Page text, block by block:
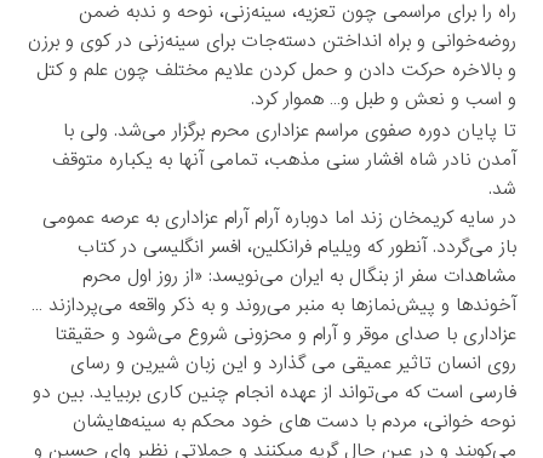
راه را برای مراسمی چون تعزیه، سینه‌زنی، نوحه و ندبه ضمن
روضه‌خوانی و براه انداختن دسته‌جات برای سینه‌زنی در کوی و برزن
و بالاخره حرکت دادن و حمل کردن علایم مختلف چون علم و کتل
و اسب و نعش و طبل و… هموار کرد.
تا پایان دوره صفوی مراسم عزاداری محرم برگزار می‌شد. ولی با
آمدن نادر شاه افشار سنی مذهب، تمامی آنها به یکباره متوقف
شد.
در سایه کریمخان زند اما دوباره آرام آرام عزاداری به عرصه عمومی
باز می‌گردد. آنطور که ویلیام فرانکلین، افسر انگلیسی در کتاب
مشاهدات سفر از بنگال به ایران می‌نویسد: «از روز اول محرم
آخوندها و پیش‌نمازها به منبر می‌روند و به ذکر واقعه می‌پردازند …
عزاداری با صدای موقر و آرام و محزونی شروع می‌شود و حقیقتا
روی انسان تاثیر عمیقی می گذارد و این زبان شیرین و رسای
فارسی است که می‌تواند از عهده انجام چنین کاری بربیاید. بین دو
نوحه خوانی، مردم با دست های خود محکم به سینه‌هایشان
می‌کوبند و در عین حال گریه میکنند و جملاتی نظیر وای حسین و